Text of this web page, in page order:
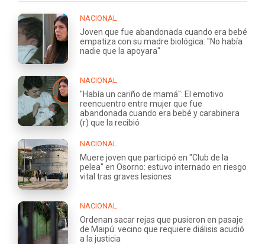
NACIONAL
Joven que fue abandonada cuando era bebé
empatiza con su madre biológica: "No había
nadie que la apoyara"
NACIONAL
"Había un cariño de mamá": El emotivo
reencuentro entre mujer que fue
abandonada cuando era bebé y carabinera
(r) que la recibió
NACIONAL
Muere joven que participó en "Club de la
pelea" en Osorno: estuvo internado en riesgo
vital tras graves lesiones
NACIONAL
Ordenan sacar rejas que pusieron en pasaje
de Maipú: vecino que requiere diálisis acudió
a la justicia